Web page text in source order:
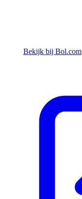
Bekijk bij Bol.com